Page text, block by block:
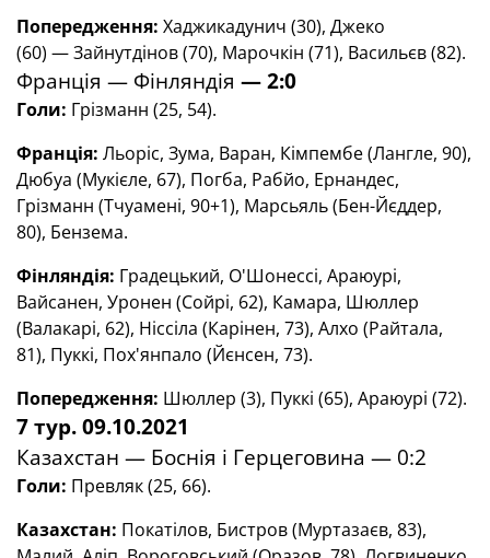
Попередження: Хаджикадунич (30), Джеко
(60) — Зайнутдінов (70), Марочкін (71), Васильєв (82).
Франція — Фінляндія — 2:0
Голи: Грізманн (25, 54).
Франція: Льоріс, Зума, Варан, Кімпембе (Лангле, 90),
Дюбуа (Мукієле, 67), Погба, Рабйо, Ернандес,
Грізманн (Тчуамені, 90+1), Марсьяль (Бен-Йєддер,
80), Бензема.
Фінляндія: Градецький, О'Шонессі, Араюурі,
Вайсанен, Уронен (Сойрі, 62), Камара, Шюллер
(Валакарі, 62), Ніссіла (Карінен, 73), Алхо (Райтала,
81), Пуккі, Пох'янпало (Йєнсен, 73).
Попередження: Шюллер (3), Пуккі (65), Араюурі (72).
7 тур. 09.10.2021
Казахстан — Боснія і Герцеговина — 0:2
Голи: Превляк(25, 66).
Казахстан: Покатілов, Бистров (Муртазаєв, 83),